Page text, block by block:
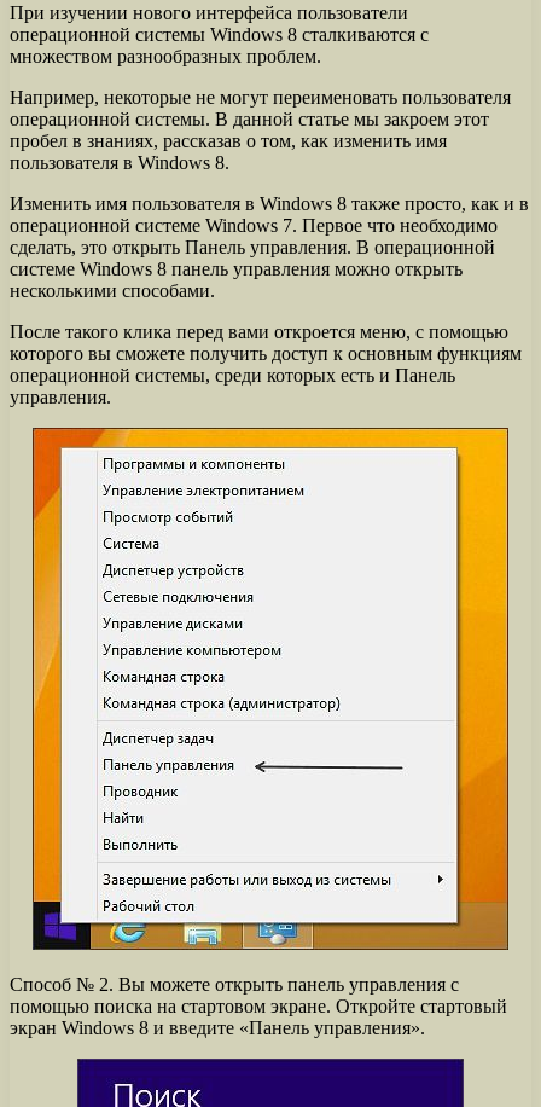
При изучении нового интерфейса пользователи
операционной системы Windows 8 сталкиваются с
множеством разнообразных проблем.
Например, некоторые не могут переименовать пользователя
операционной системы. В данной статье мы закроем этот
пробел в знаниях, рассказав о том, как изменить имя
пользователя в Windows 8.
Изменить имя пользователя в Windows 8 также просто, как и в
операционной системе Windows 7. Первое что необходимо
сделать, это открыть Панель управления. В операционной
системе Windows 8 панель управления можно открыть
несколькими способами.
После такого клика перед вами откроется меню, с помощью
которого вы сможете получить доступ к основным функциям
операционной системы, среди которых есть и Панель
управления.
Способ № 2. Вы можете открыть панель управления с
помощью поиска на стартовом экране. Откройте стартовый
экран Windows 8 и введите «Панель управления».